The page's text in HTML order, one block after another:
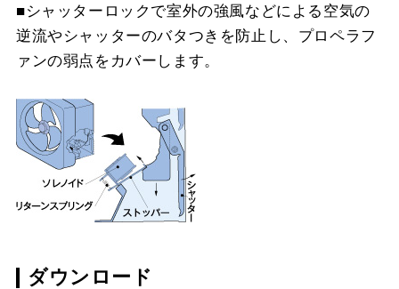
■シャッターロックで室外の強風などによる空気の
逆流やシャッターのバタつきを防止し、プロペラフ
ァンの弱点をカバーします。
ダウンロード